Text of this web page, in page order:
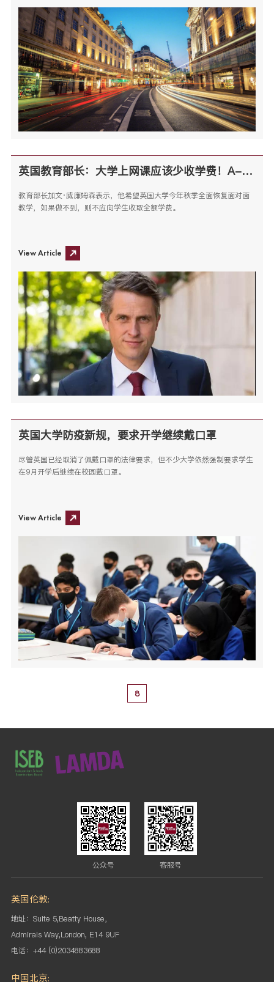
英国教育部长：大学上网课应该少收学费！A-Level放榜成绩创历史新高
教育部长加文·威廉姆森表示，他希望英国大学今年秋季全面恢复面对面
教学，如果做不到，则不应向学生收取全额学费。
View Article
英国大学防疫新规，要求开学继续戴口罩
尽管英国已经取消了佩戴口罩的法律要求，但不少大学依然强制要求学生
在9月开学后继续在校园戴口罩。
View Article
8
公众号 客服号
英国伦敦:
地址：Suite 5,Beatty House，
Admirals Way,London, E14 9UF
电话：+44 (0)2034883688
中国北京: